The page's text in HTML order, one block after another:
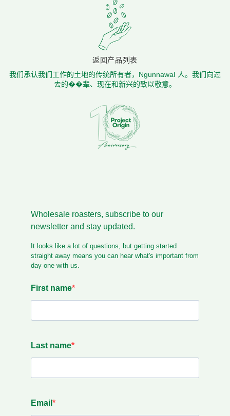
返回产品列表
我们承认我们工作的土地的传统所有者，Ngunnawal 人。我们向过
去的��辈、现在和新兴的致以敬意。